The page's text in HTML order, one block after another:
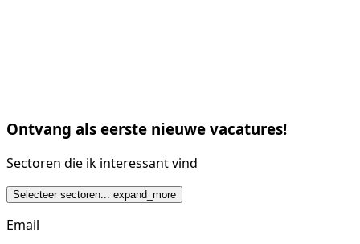
Ontvang als eerste nieuwe vacatures!
Sectoren die ik interessant vind
Selecteer sectoren... expand_more
Email